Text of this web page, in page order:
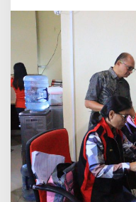
d
a
h
K
a
n
t
o
r
R
e